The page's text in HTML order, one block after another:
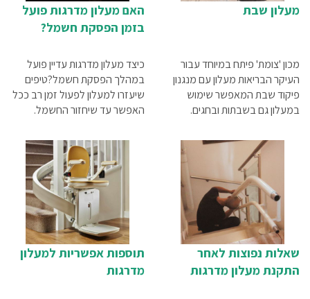
מעלון שבת
מכון 'צומת' פיתח במיוחד עבור
העיקר הבריאות מעלון עם מנגנון
פיקוד שבת המאפשר שימוש
במעלון גם בשבתות ובחגים.
האם מעלון מדרגות פועל
בזמן הפסקת חשמל?
כיצד מעלון מדרגות עדיין פועל
במהלך הפסקת חשמל?טיפים
שיעזרו למעלון לפעול זמן רב ככל
האפשר עד שיחזור החשמל.
שאלות נפוצות לאחר
התקנת מעלון מדרגות
תוספות אפשריות למעלון
מדרגות